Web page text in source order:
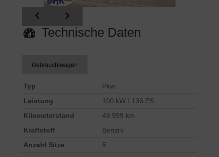
Technische Daten
Gebrauchtwagen
Typ
Pkw
Leistung
100 kW / 136 PS
Kilometerstand
49.999 km
Kraftstoff
Benzin
Anzahl Sitze
5